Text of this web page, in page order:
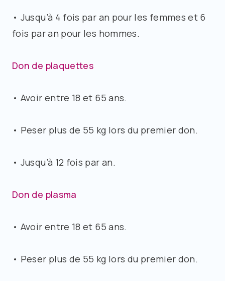
• Jusqu’à 4 fois par an pour les femmes et 6
fois par an pour les hommes.
Don de plaquettes
• Avoir entre 18 et 65 ans.
• Peser plus de 55 kg lors du premier don.
• Jusqu’à 12 fois par an.
Don de plasma
• Avoir entre 18 et 65 ans.
• Peser plus de 55 kg lors du premier don.